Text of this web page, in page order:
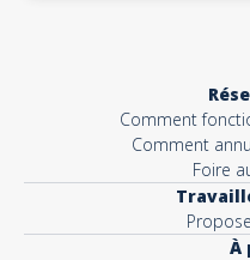
Comment
Comment
Foire
À